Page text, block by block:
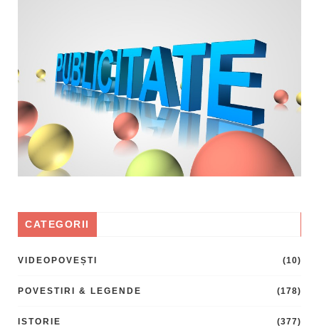
CATEGORII
VIDEOPOVEȘTI (10)
POVESTIRI & LEGENDE (178)
ISTORIE (377)